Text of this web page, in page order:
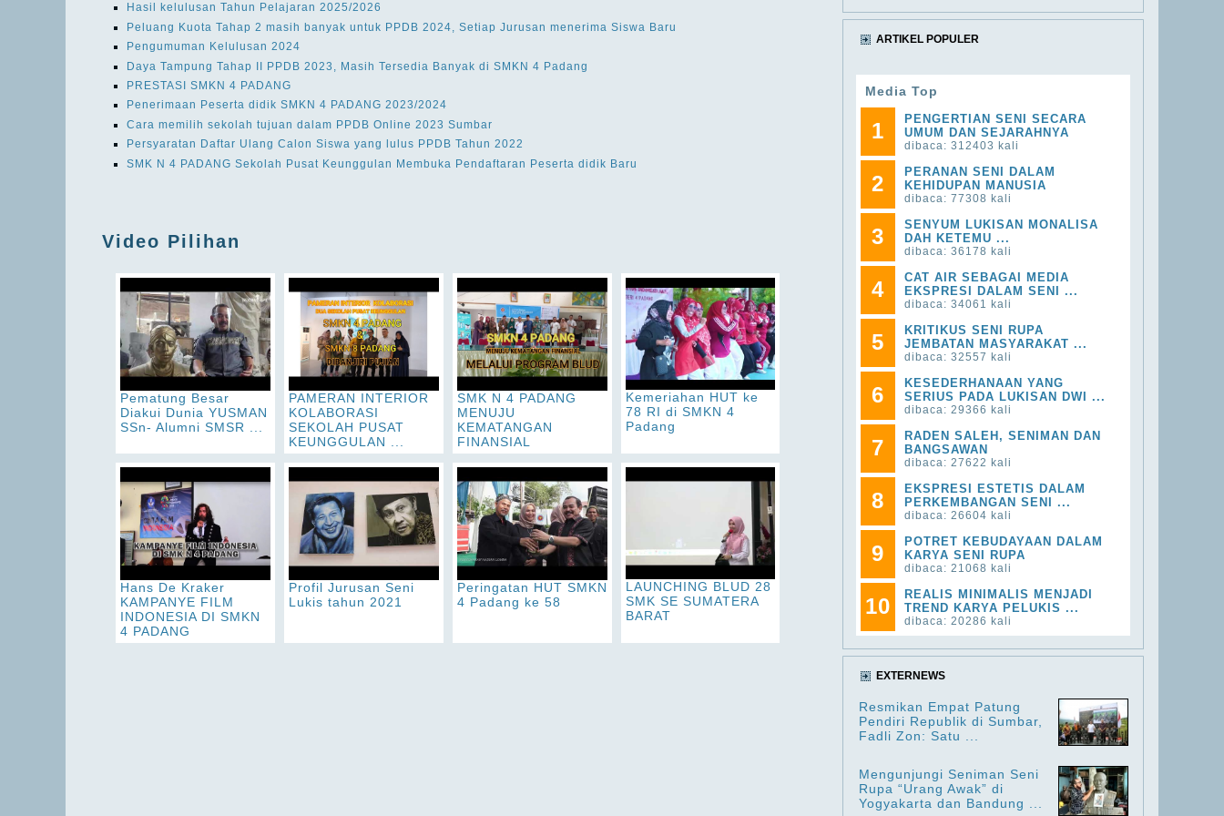
Hasil kelulusan Tahun Pelajaran 2025/2026
Peluang Kuota Tahap 2 masih banyak untuk PPDB 2024, Setiap Jurusan menerima Siswa Baru
Pengumuman Kelulusan 2024
Daya Tampung Tahap II PPDB 2023, Masih Tersedia Banyak di SMKN 4 Padang
PRESTASI SMKN 4 PADANG
Penerimaan Peserta didik SMKN 4 PADANG 2023/2024
Cara memilih sekolah tujuan dalam PPDB Online 2023 Sumbar
Persyaratan Daftar Ulang Calon Siswa yang lulus PPDB Tahun 2022
SMK N 4 PADANG Sekolah Pusat Keunggulan Membuka Pendaftaran Peserta didik Baru
Video Pilihan
Pematung Besar
Diakui Dunia YUSMAN
SSn- Alumni SMSR ...
PAMERAN INTERIOR
KOLABORASI
SEKOLAH PUSAT
KEUNGGULAN ...
SMK N 4 PADANG
MENUJU
KEMATANGAN
FINANSIAL
Kemeriahan HUT ke
78 RI di SMKN 4
Padang
Hans De Kraker
KAMPANYE FILM
INDONESIA DI SMKN
4 PADANG
Profil Jurusan Seni
Lukis tahun 2021
Peringatan HUT SMKN
4 Padang ke 58
LAUNCHING BLUD 28
SMK SE SUMATERA
BARAT
ARTIKEL POPULER
Media Top
1
PENGERTIAN SENI SECARA
UMUM DAN SEJARAHNYA
dibaca: 312403 kali
2
PERANAN SENI DALAM
KEHIDUPAN MANUSIA
dibaca: 77308 kali
3
SENYUM LUKISAN MONALISA
DAH KETEMU ...
dibaca: 36178 kali
4
CAT AIR SEBAGAI MEDIA
EKSPRESI DALAM SENI ...
dibaca: 34061 kali
5
KRITIKUS SENI RUPA
JEMBATAN MASYARAKAT ...
dibaca: 32557 kali
6
KESEDERHANAAN YANG
SERIUS PADA LUKISAN DWI ...
dibaca: 29366 kali
7
RADEN SALEH, SENIMAN DAN
BANGSAWAN
dibaca: 27622 kali
8
EKSPRESI ESTETIS DALAM
PERKEMBANGAN SENI ...
dibaca: 26604 kali
9
POTRET KEBUDAYAAN DALAM
KARYA SENI RUPA
dibaca: 21068 kali
10
REALIS MINIMALIS MENJADI
TREND KARYA PELUKIS ...
dibaca: 20286 kali
EXTERNEWS
Resmikan Empat Patung
Pendiri Republik di Sumbar,
Fadli Zon: Satu ...
Mengunjungi Seniman Seni
Rupa “Urang Awak” di
Yogyakarta dan Bandung ...